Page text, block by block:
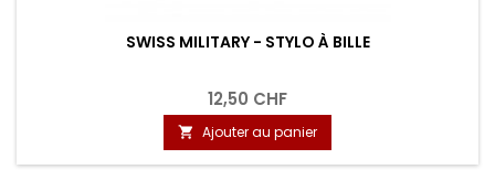
SWISS MILITARY - STYLO À BILLE
12,50 CHF
 Ajouter au panier